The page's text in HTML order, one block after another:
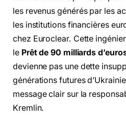
les revenus générés par les
les institutions financières
chez Euroclear. Cette
le Prêt de 90 milliards
devienne pas une dette
générations futures
message clair sur la
Kremlin.